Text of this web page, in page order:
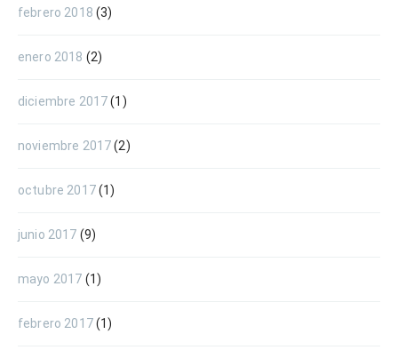
febrero 2018 (3)
enero 2018 (2)
diciembre 2017(1)
noviembre 2017(2)
octubre 2017(1)
junio 2017 (9)
mayo 2017 (1)
febrero 2017(1)